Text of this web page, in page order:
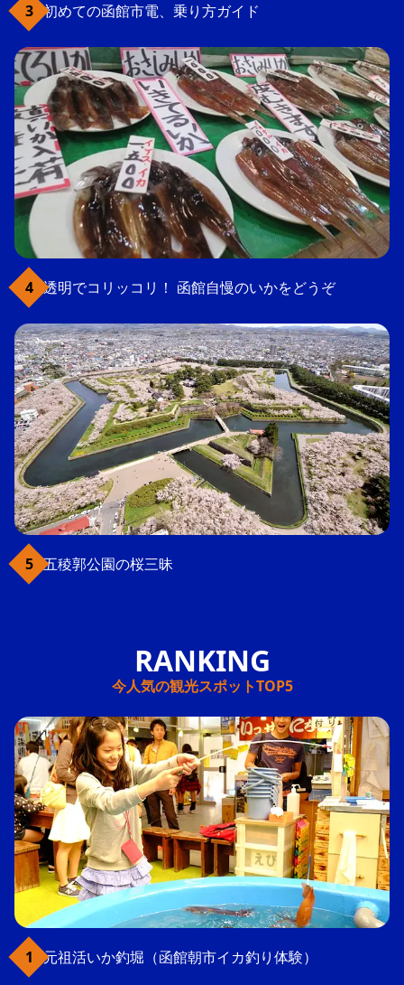
初めての函館市電、乗り方ガイド
透明でコリッコリ！ 函館自慢のいかをどうぞ
五稜郭公園の桜三昧
今人気の観光スポットTOP5
元祖活いか釣堀（函館朝市イカ釣り体験）